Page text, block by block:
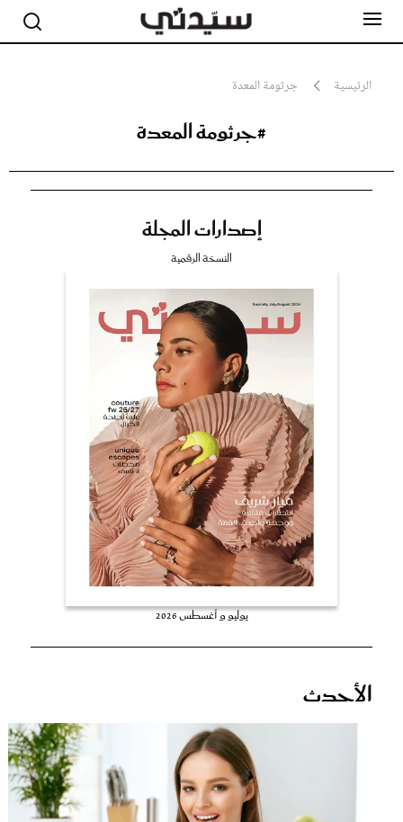
الرئيسية جرثومة المعدة
#جرثومة المعدة
إصدارات المجلة
النسخة الرقمية
يوليو و أغسطس 2026
الأحدث
جمال
صحة ورشاقة
عروس سيدتي
غلاف رفمي